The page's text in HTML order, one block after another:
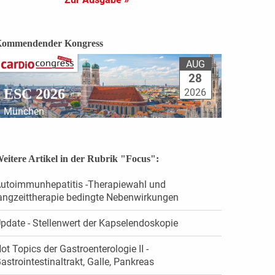
Kongress
ESC 2026
München
AUG
28
2026
Artikel in der Rubrik "Focus":
-Therapiewahl und
bedingte Nebenwirkungen
- Stellenwert der Kapselendoskopie
Topics der Gastroenterologie II -
Galle, Pankreas